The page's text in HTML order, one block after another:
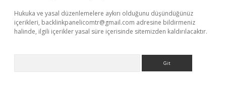
Hukuka ve yasal düzenlemelere aykırı olduğunu düşündüğünüz
içerikleri, backlinkpanelicomtr@gmail.com adresine bildirmeniz
halinde, ilgili içerikler yasal süre içerisinde sitemizden kaldırılacaktır.